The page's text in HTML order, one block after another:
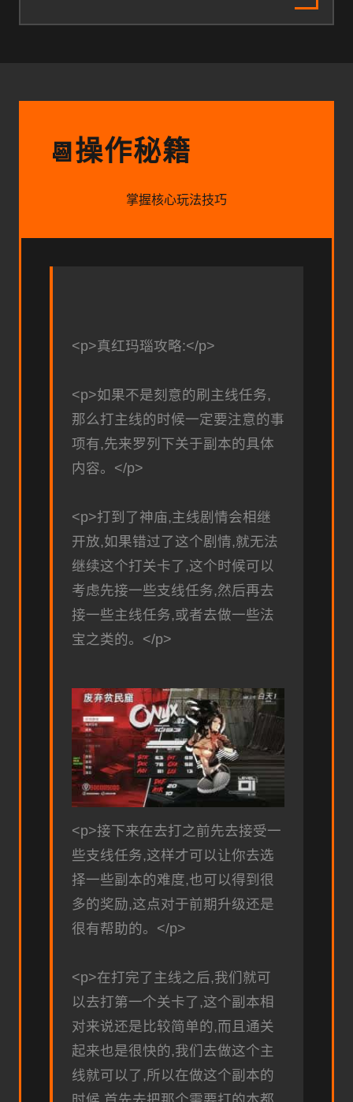
📆 操作秘籍
掌握核心玩法技巧
<p>真红玛瑙攻略:</p>
<p>如果不是刻意的刷主线任务,
那么打主线的时候一定要注意的事
项有,先来罗列下关于副本的具体
内容。</p>
<p>打到了神庙,主线剧情会相继
开放,如果错过了这个剧情,就无法
继续这个打关卡了,这个时候可以
考虑先接一些支线任务,然后再去
接一些主线任务,或者去做一些法
宝之类的。</p>
<p>接下来在去打之前先去接受一
些支线任务,这样才可以让你去选
择一些副本的难度,也可以得到很
多的奖励,这点对于前期升级还是
很有帮助的。</p>
<p>在打完了主线之后,我们就可
以去打第一个关卡了,这个副本相
对来说还是比较简单的,而且通关
起来也是很快的,我们去做这个主
线就可以了,所以在做这个副本的